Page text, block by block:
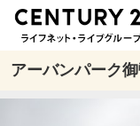
アーバンパーク